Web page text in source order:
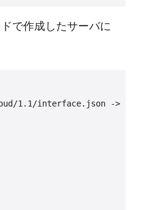
で作成したサーバに
1.1/interface.json -> 201